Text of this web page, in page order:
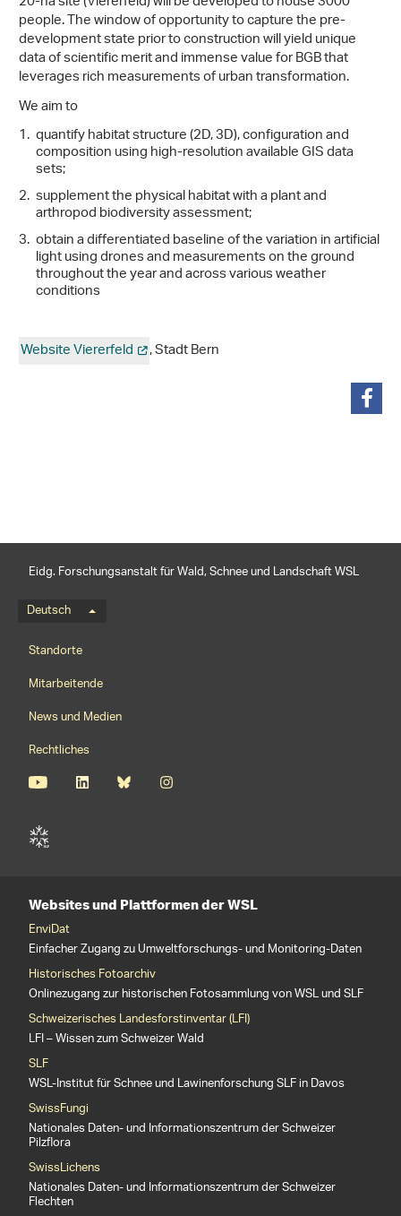
people. The window of opportunity to capture the pre-
development state prior to construction will yield unique
data of scientific merit and immense value for BGB that
leverages rich measurements of urban transformation.
We aim to
quantify habitat structure (2D, 3D), configuration and
composition using high-resolution available GIS data
sets;
supplement the physical habitat with a plant and
arthropod biodiversity assessment;
obtain a differentiated baseline of the variation in artificial
light using drones and measurements on the ground
throughout the year and across various weather
conditions
Website Viererfeld , Stadt Bern
Eidg. Forschungsanstalt für Wald, Schnee und Landschaft WSL
Sprachmenü
Deutsch
Footernavigation
Standorte
Mitarbeitende
News und Medien
Rechtliches
Websites und Plattformen der WSL
EnviDat
Einfacher Zugang zu Umweltforschungs- und Monitoring-Daten
Historisches Fotoarchiv
Onlinezugang zur historischen Fotosammlung von WSL und SLF
Schweizerisches Landesforstinventar (LFI)
LFI – Wissen zum Schweizer Wald
SLF
WSL-Institut für Schnee und Lawinenforschung SLF in Davos
SwissFungi
Nationales Daten- und Informationszentrum der Schweizer
Pilzflora
SwissLichens
Nationales Daten- und Informationszentrum der Schweizer
Flechten